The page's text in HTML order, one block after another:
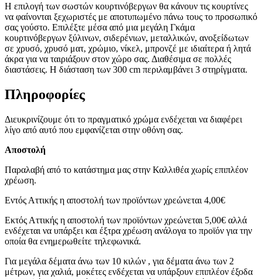
Η επιλογή των σωστών κουρτινόβεργων θα κάνουν τις κουρτίνες
να φαίνονται ξεχωριστές με αποτυπωμένο πάνω τους το προσωπικό
σας γούστο. Επιλέξτε μέσα από μια μεγάλη Γκάμα
κουρτινόβεργων ξύλινων, σιδερένιων, μεταλλικών, ανοξείδωτων
σε χρυσό, χρυσό ματ, χρώμιο, νίκελ, μπρονζέ με ιδιαίτερα ή λητά
άκρα για να ταιριάξουν στον χώρο σας. Διαθέσιμα σε πολλές
διαστάσεις. Η διάσταση των 300 cm περιλαμβάνει 3 στηρίγματα.
Πληροφορίες
Διευκρινίζουμε ότι το πραγματικό χρώμα ενδέχεται να διαφέρει
λίγο από αυτό που εμφανίζεται στην οθόνη σας.
Αποστολή
Παραλαβή από το κατάστημα μας στην Καλλιθέα χωρίς επιπλέον
χρέωση.
Εντός Αττικής η αποστολή των προϊόντων χρεώνεται 4,00€
Εκτός Αττικής η αποστολή των προϊόντων χρεώνεται 5,00€ αλλά
ενδέχεται να υπάρξει και έξτρα χρέωση ανάλογα το προϊόν για την
οποία θα ενημερωθείτε τηλεφωνικά.
Για μεγάλα δέματα άνω των 10 κιλών , για δέματα άνω των 2
μέτρων, για χαλιά, μοκέτες ενδέχεται να υπάρξουν επιπλέον έξοδα